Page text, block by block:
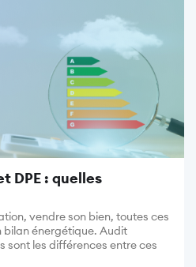
DPE : quelles
vendre son bien, toutes ces
énergétique. Audit
sont les différences entre ces